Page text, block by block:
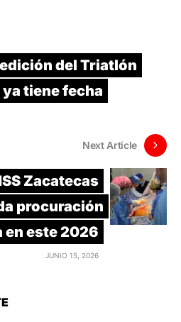
del Triatlón
tiene fecha
Next Article
Zacatecas
procuración
este 2026
JUNIO 15, 2026